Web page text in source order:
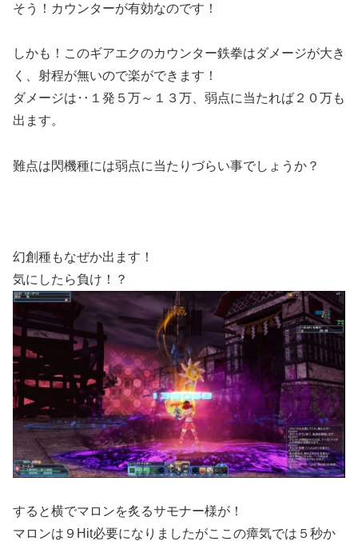
そう！カウンターが有効なのです！
しかも！このギアエクのカウンター鉄拳はダメージが大き
く、射程が無いので楽ができます！
ダメージは‥１発５万～１３万、弱点に当たれば２０万も
出ます。
難点は閃機種には弱点に当たりづらい事でしょうか？
幻創種もなぜか出ます！
気にしたら負け！？
すると横でマロンを炙るサモナー様が！
マロンは９Hit必要になりましたがここの瘴気では５秒か